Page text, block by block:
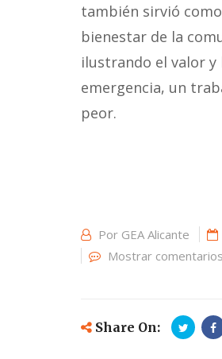
también sirvió
bienestar de la
ilustrando el valor y
emergencia, un
peor.
Por GEA Alicante
Mostrar comentarios
Share On: